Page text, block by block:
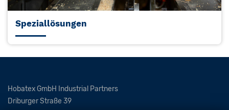
Speziallösungen
Hobatex GmbH Industrial Partners
Driburger Straße 39